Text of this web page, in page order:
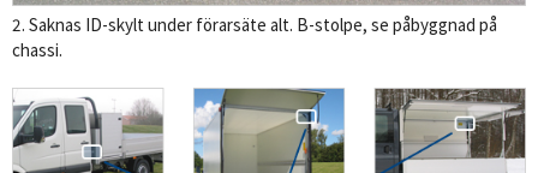
2. Saknas ID-skylt under förarsäte alt. B-stolpe, se påbyggnad på
chassi.